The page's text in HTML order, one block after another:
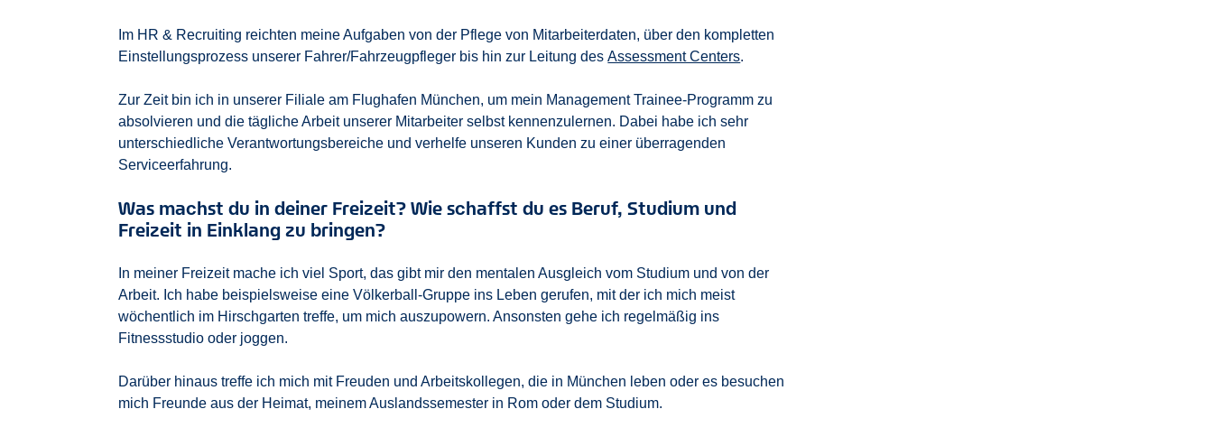
Im HR & Recruiting reichten meine Aufgaben von der Pflege von Mitarbeiterdaten, über den kompletten
Einstellungsprozess unserer Fahrer/Fahrzeugpfleger bis hin zur Leitung desAssessment Centers.
Zur Zeit bin ich in unserer Filiale am Flughafen München, um mein Management Trainee-Programm zu
absolvieren und die tägliche Arbeit unserer Mitarbeiter selbst kennenzulernen. Dabei habe ich sehr
unterschiedliche Verantwortungsbereiche und verhelfe unseren Kunden zu einer überragenden
Serviceerfahrung.
Was machst du in deiner Freizeit? Wie schaffst du es Beruf, Studium und
Freizeit in Einklang zu bringen?
In meiner Freizeit mache ich viel Sport, das gibt mir den mentalen Ausgleich vom Studium und von der
Arbeit. Ich habe beispielsweise eine Völkerball-Gruppe ins Leben gerufen, mit der ich mich meist
wöchentlich im Hirschgarten treffe, um mich auszupowern. Ansonsten gehe ich regelmäßig ins
Fitnessstudio oder joggen.
Darüber hinaus treffe ich mich mit Freuden und Arbeitskollegen, die in München leben oder es besuchen
mich Freunde aus der Heimat, meinem Auslandssemester in Rom oder dem Studium.